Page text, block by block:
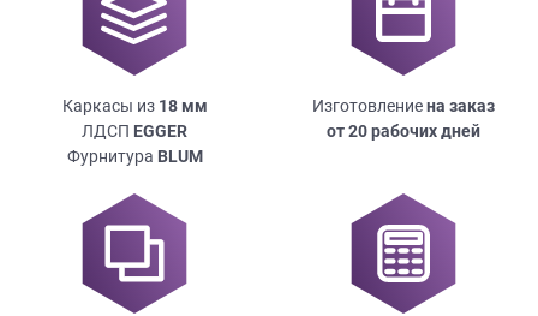
Каркасы из 18мм
ЛДСП EGGER
Фурнитура BLUM
Изготовлениена заказ
от 20 рабочих дней